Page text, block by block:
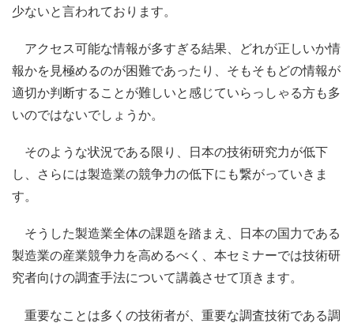
少ないと言われております。
アクセス可能な情報が多すぎる結果、どれが正しいか情
報かを見極めるのが困難であったり、そもそもどの情報が
適切か判断することが難しいと感じていらっしゃる方も多
いのではないでしょうか。
そのような状況である限り、日本の技術研究力が低下
し、さらには製造業の競争力の低下にも繋がっていきま
す。
そうした製造業全体の課題を踏まえ、日本の国力である
製造業の産業競争力を高めるべく、本セミナーでは技術研
究者向けの調査手法について講義させて頂きます。
重要なことは多くの技術者が、重要な調査技術である調